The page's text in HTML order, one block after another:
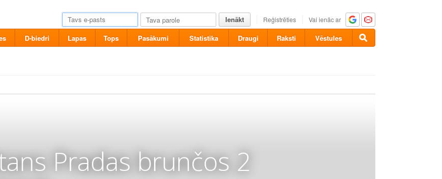
Ienākt Reģistrēties Vai ienāc ar
D-biedri Lapas Tops Pasākumi Statistika Draugi Raksti Vēstules
Pradas brunčos 2